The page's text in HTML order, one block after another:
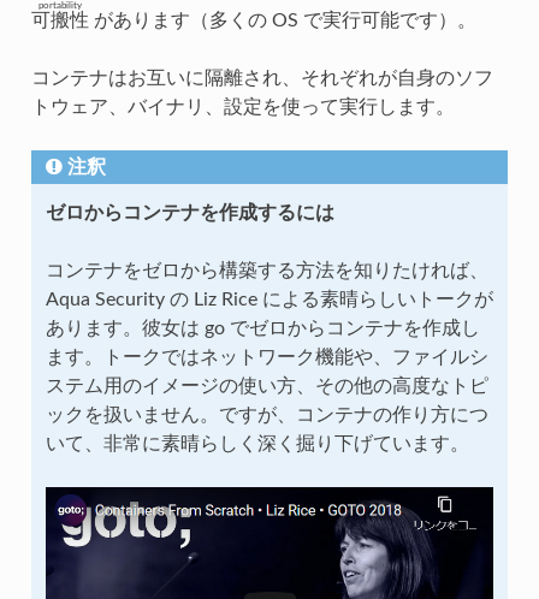
可搬性
portability
があります（多くの OS で実行可能です）。
コンテナはお互いに隔離され、それぞれが自身のソフ
トウェア、バイナリ、設定を使って実行します。
注釈
ゼロからコンテナを作成するには
コンテナをゼロから構築する方法を知りたければ、
Aqua Security の Liz Rice による素晴らしいトークが
あります。彼女は go でゼロからコンテナを作成し
ます。トークではネットワーク機能や、ファイルシ
ステム用のイメージの使い方、その他の高度なトピ
ックを扱いません。ですが、コンテナの作り方につ
いて、非常に素晴らしく深く掘り下げています。